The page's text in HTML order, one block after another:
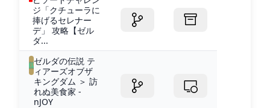
ジ「クチューラに
捧げるセレナー
デ」 攻略【ゼル
ダ...
ゼルダの伝説 テ
ィアーズオブザ
キングダム ＞ 訪
れぬ美食家 -
nJOY